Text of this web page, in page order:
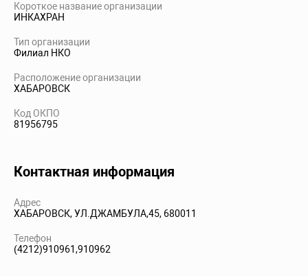
Короткое название организации
ИНКАХРАН
Тип организации
Филиал НКО
Расположение организации
ХАБАРОВСК
Код ОКПО
81956795
Контактная информация
Адрес
ХАБАРОВСК, УЛ.ДЖАМБУЛА,45, 680011
Телефон
(4212)910961,910962